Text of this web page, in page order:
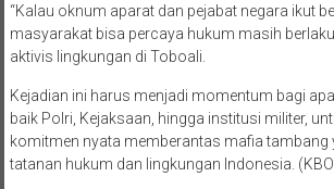
“Kalau oknum aparat dan pejabat negara ikut
masyarakat bisa percaya hukum masih
aktivis lingkungan di Toboali.
Kejadian ini harus menjadi momentum bagi
baik Polri, Kejaksaan, hingga institusi militer,
komitmen nyata memberantas mafia tambang
tatanan hukum dan lingkungan Indonesia.